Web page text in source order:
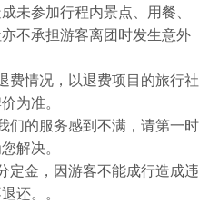
未参加行程内景点、用餐、
不承担游客离团时发生意外
费情况，以退费项目的旅行社
为准。
们的服务感到不满，请第一时
解决。
定金，因游客不能成行造成违
还。。